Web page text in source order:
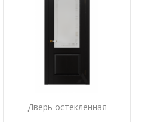
Дверь остекленная